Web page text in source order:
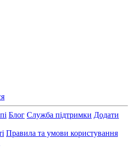
Блог Служба підтримки Додати
Правила та умови користування